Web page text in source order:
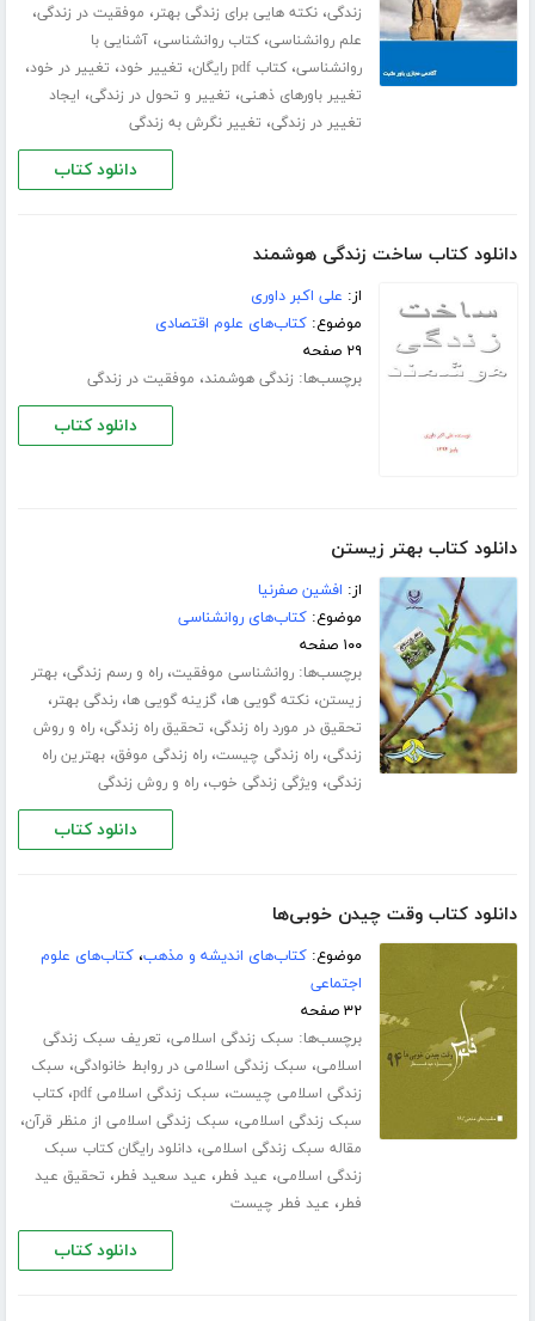
زندگی،نکته هایی برای زندگی بهتر، موفقیت در زندگی،
علم روانشناسی،کتاب روانشناسی،آشنایی با
روانشناسی،کتاب pdf رایگان ، تغییر خود، تغییر در خود،
تغییر باورهای ذهنی، تغییر و تحول در زندگی، ایجاد
تغییر در زندگی، تغییر نگرش به زندگی
دانلود کتاب
دانلود کتاب ساخت زندگی هوشمند
از: علی اکبر داوری
موضوع:کتاب‌های علوم اقتصادی
۲۹ صفحه
برچسب‌ها: زندگی هوشمند، موفقیت در زندگی
دانلود کتاب
دانلود کتاب بهتر زیستن
از: افشین صفرنیا
موضوع:کتاب‌های روانشناسی
۱۰۰ صفحه
برچسب‌ها:روانشناسی موفقیت،راه و رسم زندگی،بهتر
زیستن،نکته گویی ها،گزینه گویی ها،رندگی بهتر،
تحقیق در مورد راه زندگی، تحقیق راه زندگی،راه و روش
زندگی،راه زندگی چیست،راه زندگی موفق،بهترین راه
زندگی، ویژگی زندگی خوب،راه و روش زندگی
دانلود کتاب
دانلود کتاب وقت چیدن خوبی‌ها
موضوع:کتاب‌های اندیشه و مذهب،کتاب‌های علوم
اجتماعی
۳۲ صفحه
برچسب‌ها: سبک زندگی اسلامی، تعریف سبک زندگی
اسلامی، سبک زندگی اسلامی در روابط خانوادگی، سبک
زندگی اسلامی چیست، سبک زندگی اسلامی pdf ،کتاب
سبک زندگی اسلامی، سبک زندگی اسلامی از منظر قرآن،
مقاله سبک زندگی اسلامی،دانلود رایگان کتاب سبک
زندگی اسلامی، عید فطر، عید سعید فطر، تحقیق عید
فطر، عید فطر چیست
دانلود کتاب